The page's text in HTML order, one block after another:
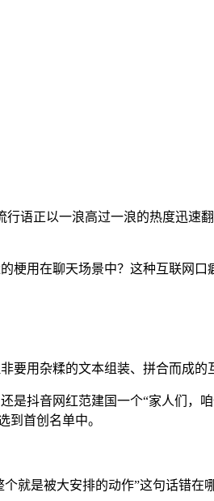
语正以一浪高过一浪的热度迅速
用在聊天场景中？这种互联网
要用杂糅的文本组装、拼合而成的
抖音网红范建国一个“家人们，
首创名单中。
是被大安排的动作”这句话错在